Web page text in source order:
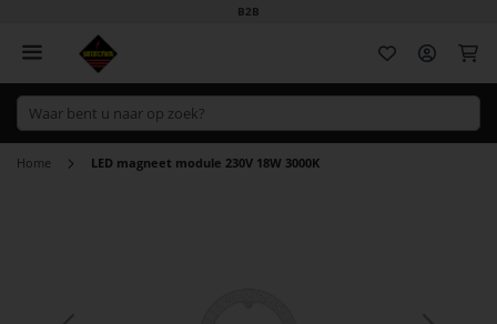
B2B
Home LED magneet module 230V 18W 3000K